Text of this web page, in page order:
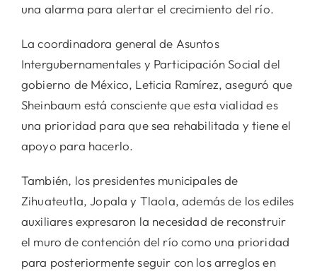
una alarma para alertar el crecimiento del río.
La coordinadora general de Asuntos
Intergubernamentales y Participación Social del
gobierno de México, Leticia Ramírez, aseguró que
Sheinbaum está consciente que esta vialidad es
una prioridad para que sea rehabilitada y tiene el
apoyo para hacerlo.
También, los presidentes municipales de
Zihuateutla, Jopala y Tlaola, además de los ediles
auxiliares expresaron la necesidad de reconstruir
el muro de contención del río como una prioridad
para posteriormente seguir con los arreglos en